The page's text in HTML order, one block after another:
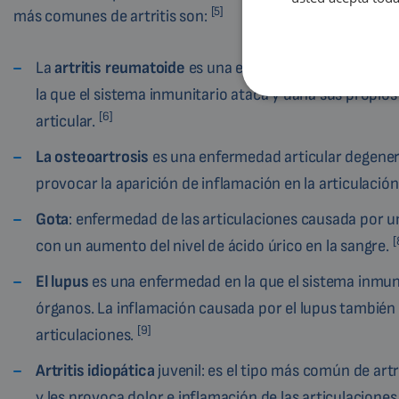
más comunes de artritis son: [5]
Laartritis reumatoide es una enfermedad
la que el sistema inmunitario ataca y daña sus
articular. [6]
La osteoartrosis es una enfermedad articular
provocar la aparición de inflamación en la
Gota: enfermedad de las articulaciones causada por
con un aumento del nivel de ácido úrico en la sangre.
El lupus es una enfermedad en la que el sistema
órganos. La inflamación causada por el lupus
articulaciones. [9]
Artritis idiopática juvenil: es el tipo más común de